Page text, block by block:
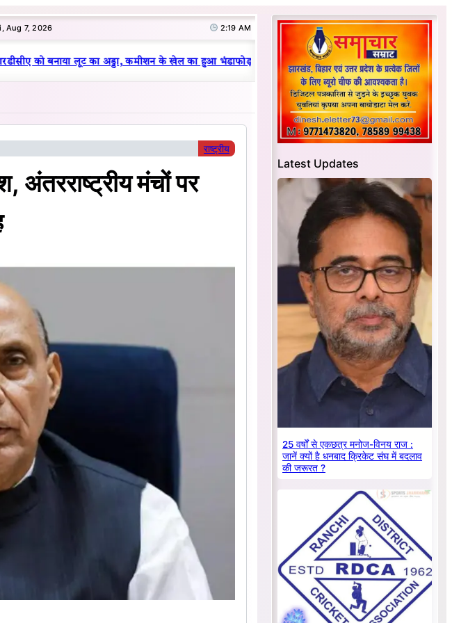
Aug 7, 2026 2:19 AM
को बनाया लूट का अड्डा, कमीशन के खेल का हुआ भंडाफोड़ | धनबाद क्रिकेट संघ में परिवारवाद की पराकाष्ठा,
राष्ट्रीय
अंतरराष्ट्रीय मंचों पर
Latest Updates
25 वर्षों से एकछत्र मनोज-विनय राज :
जानें क्यों है धनबाद क्रिकेट संघ में बदलाव
की जरूरत ?